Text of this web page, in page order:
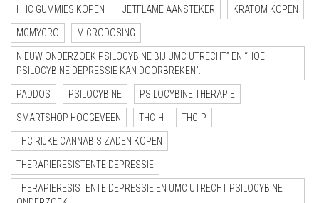
HHC GUMMIES KOPEN JETFLAME AANSTEKER KRATOM KOPEN
MCMYCRO MICRODOSING
NIEUW ONDERZOEK PSILOCYBINE BIJ UMC UTRECHT” EN “HOE
PSILOCYBINE DEPRESSIE KAN DOORBREKEN”.
PADDOS PSILOCYBINE PSILOCYBINE THERAPIE
SMARTSHOP HOOGEVEEN THC-H THC-P
THC RIJKE CANNABIS ZADEN KOPEN
THERAPIERESISTENTE DEPRESSIE
THERAPIERESISTENTE DEPRESSIE EN UMC UTRECHT PSILOCYBINE